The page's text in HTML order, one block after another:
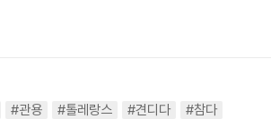
#관용 #톨레랑스 #견디다
#참다